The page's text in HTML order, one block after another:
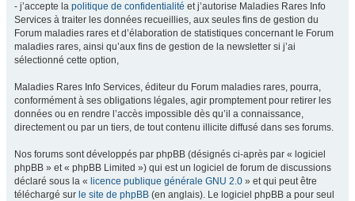
- j’accepte la politique de confidentialité et j’autorise Maladies Rares Info
Services à traiter les données recueillies, aux seules fins de gestion du
Forum maladies rares et d’élaboration de statistiques concernant le Forum
maladies rares, ainsi qu’aux fins de gestion de la newsletter si j’ai
sélectionné cette option,
Maladies Rares Info Services, éditeur du Forum maladies rares, pourra,
conformément à ses obligations légales, agir promptement pour retirer les
données ou en rendre l’accès impossible dès qu’il a connaissance,
directement ou par un tiers, de tout contenu illicite diffusé dans ses forums.
Nos forums sont développés par phpBB (désignés ci-après par « logiciel
phpBB » et « phpBB Limited ») qui est un logiciel de forum de discussions
déclaré sous la « licence publique générale GNU 2.0 » et qui peut être
téléchargé sur le site de phpBB (en anglais). Le logiciel phpBB a pour seul